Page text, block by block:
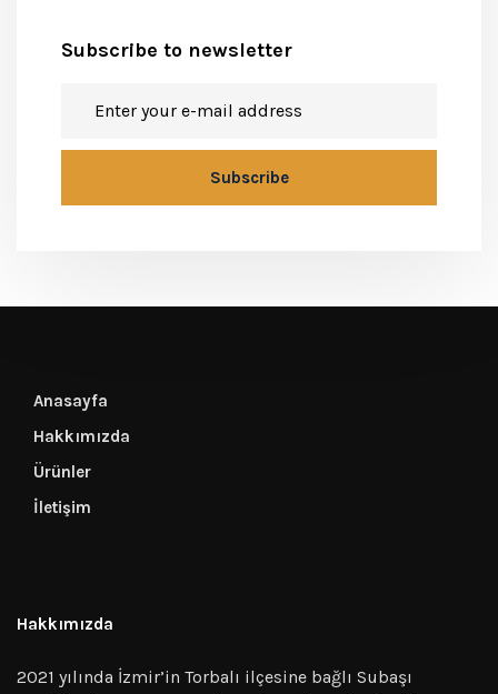
Subscribe to newsletter
Anasayfa
Hakkımızda
Ürünler
İletişim
Hakkımızda
2021 yılında İzmir’in Torbalı ilçesine bağlı Subaşı